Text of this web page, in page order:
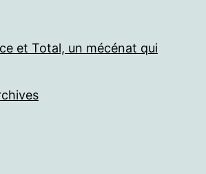
et Total, un mécénat qui